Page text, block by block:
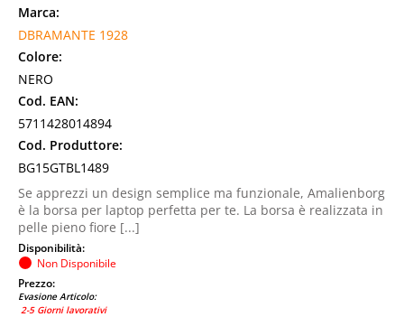
Marca:
DBRAMANTE 1928
Colore:
NERO
Cod. EAN:
5711428014894
Cod. Produttore:
BG15GTBL1489
Se apprezzi un design semplice ma funzionale, Amalienborg
è la borsa per laptop perfetta per te. La borsa è realizzata in
pelle pieno fiore [...]
Disponibilità:
Non Disponibile
Prezzo:
Evasione Articolo:
2-5 Giorni lavorativi